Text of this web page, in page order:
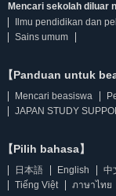
Mencari sekolah diluar
Ilmu pendidikan dan
Sains umum
【Panduan untuk
Mencari beasiswa
JAPAN STUDY
【Pilih bahasa】
日本語 English 中
Tiếng Việt
ภาษาไทย